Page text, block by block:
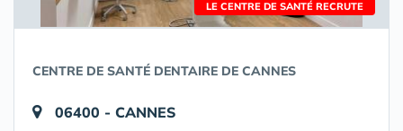
LE CENTRE DE SANTÉ RECRUTE
CENTRE DE SANTÉ DENTAIRE DE CANNES
06400 - CANNES